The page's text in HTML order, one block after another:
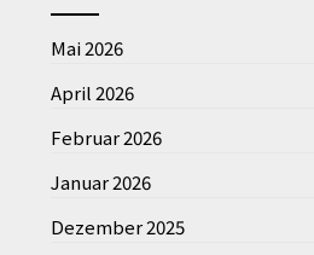
Mai 2026
April 2026
Februar 2026
Januar 2026
Dezember 2025